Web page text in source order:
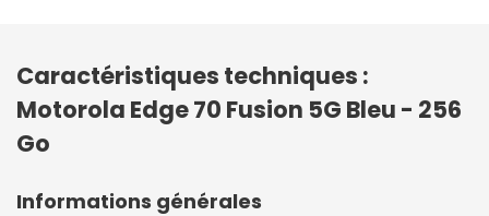
Caractéristiques techniques :
Motorola Edge 70 Fusion 5G Bleu - 256
Go
Informations générales